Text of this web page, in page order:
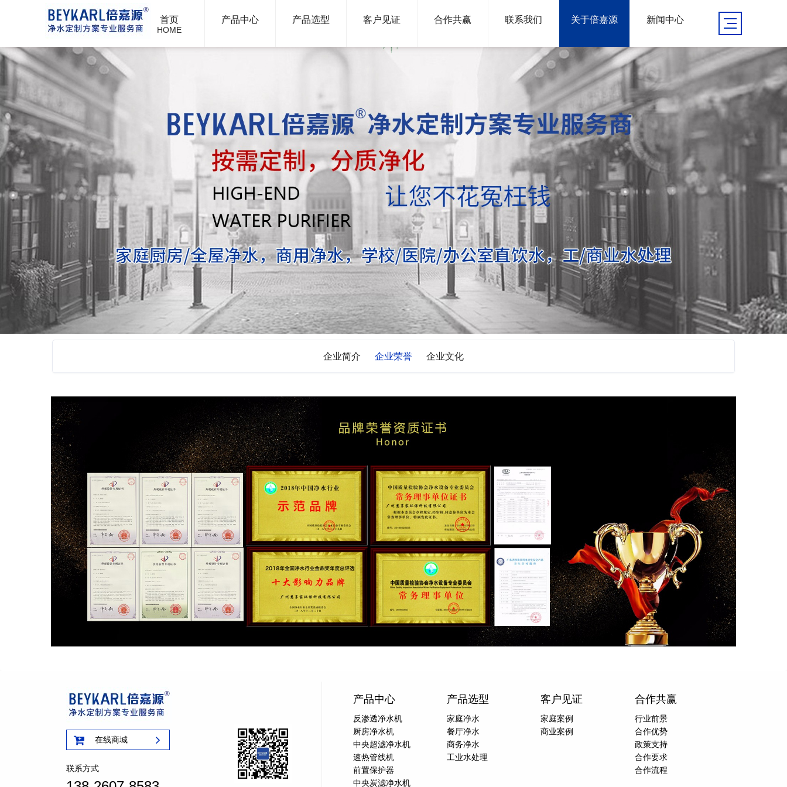
首页
HOME
产品中心 产品选型 客户见证 合作共赢 联系我们 关于倍嘉源 新闻中心
企业简介 企业荣誉 企业文化
在线商城
联系方式
产品中心
反渗透净水机
厨房净水机
中央超滤净水机
速热管线机
前置保护器
中央炭滤净水机
产品选型
家庭净水
餐厅净水
商务净水
工业水处理
客户见证
家庭案例
商业案例
合作共赢
行业前景
合作优势
政策支持
合作要求
合作流程